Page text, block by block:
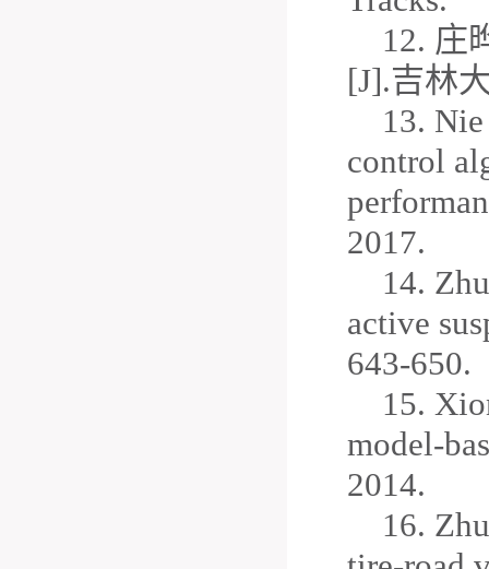
12. 庄
[J].吉林
13.
control
2017.
14.
active
643-650.
15.
model-
2014.
16.